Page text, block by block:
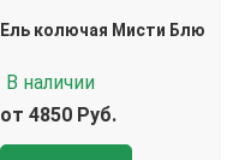
Ель колючая Мисти Блю
В наличии
от 4850 Руб.